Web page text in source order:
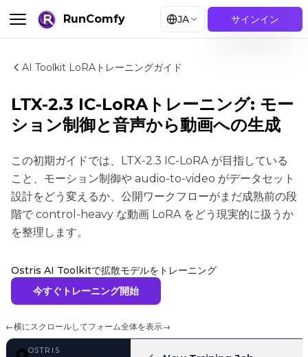
RunComfy JA サインイン
AI Toolkit LoRAトレーニングガイド
LTX-2.3 IC-LoRAトレーニング: モー
ション制御と音声から動画への生成
この初期ガイドでは、LTX-2.3 IC-LoRA が目指している
こと、モーション制御や audio-to-video がデータセット
設計をどう変えるか、公開ワークフローがまだ成熟前の段
階で control-heavy な動画 LoRA をどう現実的に扱うか
を整理します。
Ostris AI Toolkitで拡散モデルをトレーニング
今すぐトレーニング開始
←横にスクロールしてフォーム全体を表示→